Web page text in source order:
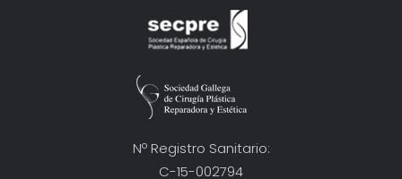
Nº Registro Sanitario:
C-15-002794